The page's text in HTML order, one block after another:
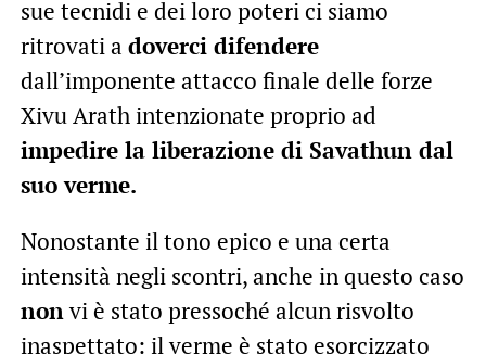
sue tecnidi e dei loro poteri ci siamo
ritrovati a doverci difendere
dall’imponente attacco finale delle forze
Xivu Arath intenzionate proprio ad
impedire la liberazione di Savathun dal
suo verme.
Nonostante il tono epico e una certa
intensità negli scontri, anche in questo caso
nonvi è stato pressoché alcun risvolto
inaspettato: il verme è stato esorcizzato